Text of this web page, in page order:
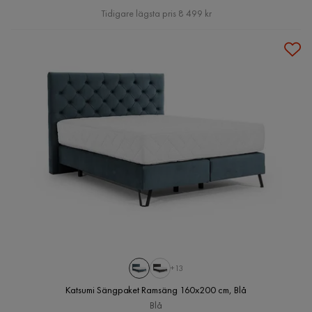
Pris
Tidigare lägsta pris 8 499 kr
+13
Katsumi Sängpaket Ramsäng 160x200 cm, Blå
Blå